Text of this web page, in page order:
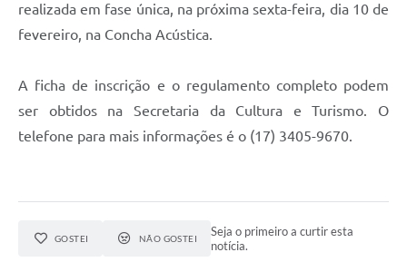
realizada em fase única, na próxima sexta-feira, dia 10 de
fevereiro, na Concha Acústica.
A ficha de inscrição e o regulamento completo podem
ser obtidos na Secretaria da Cultura e Turismo. O
telefone para mais informações é o (17) 3405-9670.
GOSTEI NÃO GOSTEI
Seja o primeiro a curtir esta
notícia.